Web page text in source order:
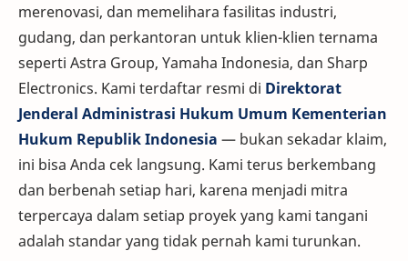
merenovasi, dan memelihara fasilitas industri,
gudang, dan perkantoran untuk klien-klien ternama
seperti Astra Group, Yamaha Indonesia, dan Sharp
Electronics. Kami terdaftar resmi di Direktorat
Jenderal Administrasi Hukum Umum Kementerian
Hukum Republik Indonesia — bukan sekadar klaim,
ini bisa Anda cek langsung. Kami terus berkembang
dan berbenah setiap hari, karena menjadi mitra
terpercaya dalam setiap proyek yang kami tangani
adalah standar yang tidak pernah kami turunkan.